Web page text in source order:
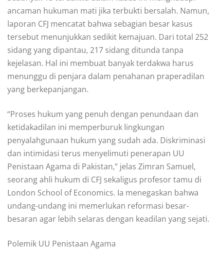
ancaman hukuman mati jika terbukti bersalah. Namun,
laporan CFJ mencatat bahwa sebagian besar kasus
tersebut menunjukkan sedikit kemajuan. Dari total 252
sidang yang dipantau, 217 sidang ditunda tanpa
kejelasan. Hal ini membuat banyak terdakwa harus
menunggu di penjara dalam penahanan praperadilan
yang berkepanjangan.
“Proses hukum yang penuh dengan penundaan dan
ketidakadilan ini memperburuk lingkungan
penyalahgunaan hukum yang sudah ada. Diskriminasi
dan intimidasi terus menyelimuti penerapan UU
Penistaan Agama di Pakistan,” jelas Zimran Samuel,
seorang ahli hukum di CFJ sekaligus profesor tamu di
London School of Economics. Ia menegaskan bahwa
undang-undang ini memerlukan reformasi besar-
besaran agar lebih selaras dengan keadilan yang sejati.
Polemik UU Penistaan Agama